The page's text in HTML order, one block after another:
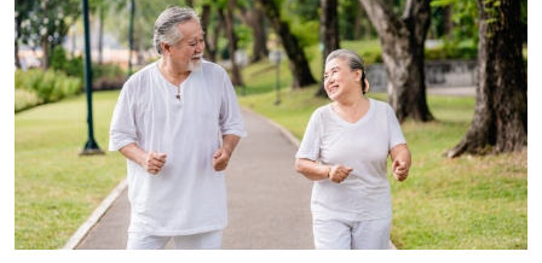
商業
科技
影片
名家榜
灼見活動